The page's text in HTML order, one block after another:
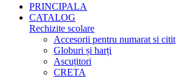
PRINCIPALA
CATALOG
Rechizite scolare
Accesorii pentru numarat si citit
Globuri și harți
Ascuțitori
CRETA